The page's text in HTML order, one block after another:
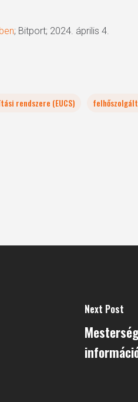
; Bitport; 2024. április 4.
rendszere (EUCS)
Next Post